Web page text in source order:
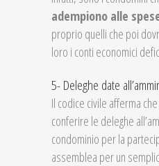
adempiono alle
proprio quelli che poi
loro i conti economici
5- Deleghe date
Il codice civile afferma
conferire le deleghe
condominio per la
assemblea per un